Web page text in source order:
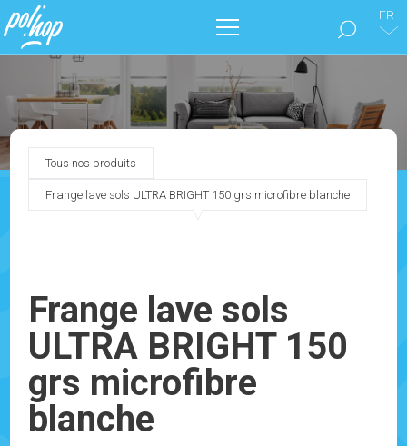
FR
LA MARQUE POL’HOP
SOIGNER SON INTÉRIEUR
BLOG
CONTACTEZ-NOUS !
Tous nos produits
Frange lave sols ULTRA BRIGHT 150 grs microfibre blanche
Frange lave sols
ULTRA BRIGHT 150
grs microfibre
blanche